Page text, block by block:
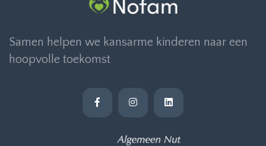
Samen helpen we kansarme kinderen naar een
hoopvolle toekomst